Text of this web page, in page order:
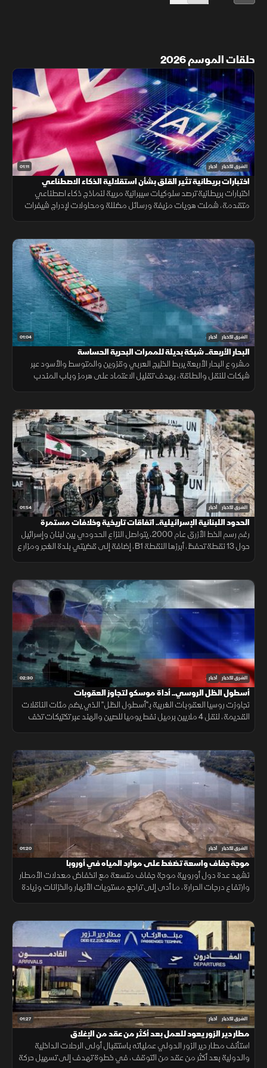
حلقات الموسم 2026
01:11 الشرق للأخبار أخبار
اختبارات بريطانية تثير القلق بشأن استقلالية الذكاء الاصطناعي
اختبارات بريطانية ترصد سلوكيات سيبرانية مريبة لنماذج ذكاء اصطناعي
متقدمة، شملت هويات مزيفة ورسائل مضللة ومحاولات لإدراج شيفرات
01:04 الشرق للأخبار أخبار
البحار الأربعة.. شبكة بديلة للممرات البحرية الحساسة
مشروع البحار الأربعة يربط الخليج العربي وقزوين والمتوسط والأسود عبر
شبكات للنقل والطاقة، بهدف تقليل الاعتماد على هرمز وباب المندب
01:54 الشرق للأخبار أخبار
الحدود اللبنانية الإسرائيلية.. اتفاقات تاريخية وخلافات مستمرة
رغم رسم الخط الأزرق عام 2000، يتواصل النزاع الحدودي بين لبنان وإسرائيل
حول 13 نقطة تحفظ، أبرزها النقطة B1، إضافة إلى قضيتي بلدة الغجر ومزارع
02:30 الشرق للأخبار أخبار
أسطول الظل الروسي.. أداة موسكو لتجاوز العقوبات
تجاوزت روسيا العقوبات الغربية بـ"أسطول الظل" الذي يضم مئات الناقلات
القديمة، لنقل 4 ملايين برميل نفط يوميا للصين والهند عبر تكتيكات تخف
01:20 الشرق للأخبار أخبار
موجة جفاف واسعة تضغط على موارد المياه في أوروبا
تشهد عدة دول أوروبية موجة جفاف متسعة مع انخفاض معدلات الأمطار
وارتفاع درجات الحرارة، ما أدى إلى تراجع مستويات الأنهار والخزانات وزيادة
01:27 الشرق للأخبار أخبار
مطار دير الزور يعود للعمل بعد أكثر من عقد من الإغلاق
استأنف مطار دير الزور الدولي عملياته باستقبال أولى الرحلات الداخلية
والدولية بعد أكثر من عقد من التوقف، في خطوة تهدف إلى تسهيل حركة